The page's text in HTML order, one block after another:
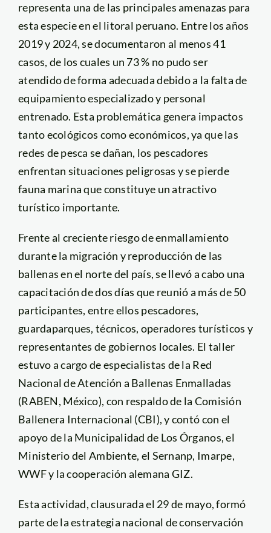
representa una de las principales amenazas para
esta especie en el litoral peruano. Entre los años
2019 y 2024, se documentaron al menos 41
casos, de los cuales un 73 % no pudo ser
atendido de forma adecuada debido a la falta de
equipamiento especializado y personal
entrenado. Esta problemática genera impactos
tanto ecológicos como económicos, ya que las
redes de pesca se dañan, los pescadores
enfrentan situaciones peligrosas y se pierde
fauna marina que constituye un atractivo
turístico importante.
Frente al creciente riesgo de enmallamiento
durante la migración y reproducción de las
ballenas en el norte del país, se llevó a cabo una
capacitación de dos días que reunió a más de 50
participantes, entre ellos pescadores,
guardaparques, técnicos, operadores turísticos y
representantes de gobiernos locales. El taller
estuvo a cargo de especialistas de la Red
Nacional de Atención a Ballenas Enmalladas
(RABEN, México), con respaldo de la Comisión
Ballenera Internacional (CBI), y contó con el
apoyo de la Municipalidad de Los Órganos, el
Ministerio del Ambiente, el Sernanp, Imarpe,
WWF y la cooperación alemana GIZ.
Esta actividad, clausurada el 29 de mayo, formó
parte de la estrategia nacional de conservación